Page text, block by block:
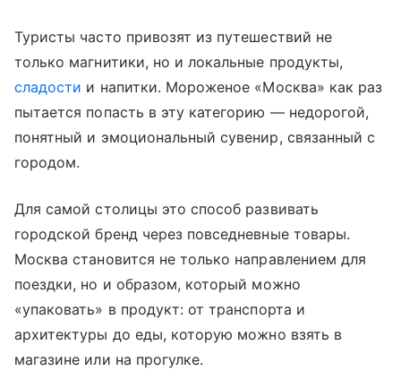
Туристы часто привозят из путешествий не
только магнитики, но и локальные продукты,
сладости и напитки. Мороженое «Москва» как раз
пытается попасть в эту категорию — недорогой,
понятный и эмоциональный сувенир, связанный с
городом.
Для самой столицы это способ развивать
городской бренд через повседневные товары.
Москва становится не только направлением для
поездки, но и образом, который можно
«упаковать» в продукт: от транспорта и
архитектуры до еды, которую можно взять в
магазине или на прогулке.